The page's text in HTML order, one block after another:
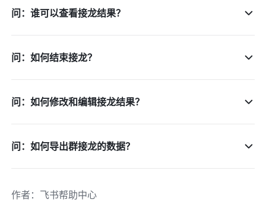
问：谁可以查看接龙结果？
问：如何结束接龙？
问：如何修改和编辑接龙结果？
问：如何导出群接龙的数据？
作者： 飞书帮助中心